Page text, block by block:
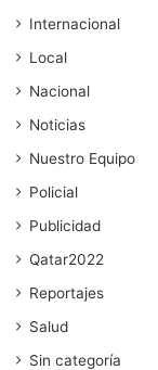
Internacional
Local
Nacional
Noticias
Nuestro Equipo
Policial
Publicidad
Qatar2022
Reportajes
Salud
Sin categoría